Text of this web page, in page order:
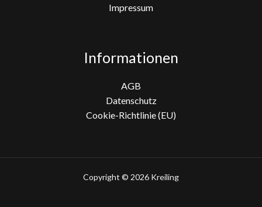
Impressum
Informationen
AGB
Datenschutz
Cookie-Richtlinie (EU)
Copyright © 2026 Kreiling